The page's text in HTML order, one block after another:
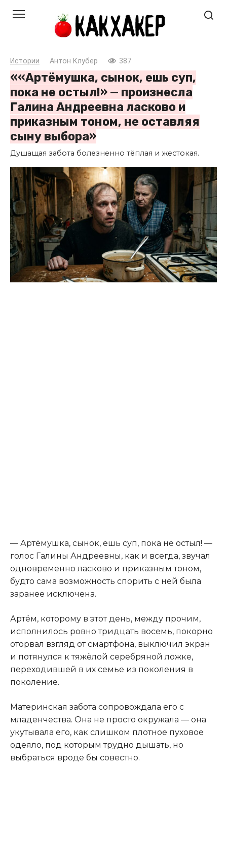
Истории Антон Клубер 387
««Артёмушка, сынок, ешь суп,
пока не остыл!» — произнесла
Галина Андреевна ласково и
приказным тоном, не оставляя
сыну выбора»
Душащая забота болезненно тёплая и жестокая.
— Артёмушка, сынок, ешь суп, пока не остыл! —
голос Галины Андреевны, как и всегда, звучал
одновременно ласково и приказным тоном,
будто сама возможность спорить с ней была
заранее исключена.
Артём, которому в этот день, между прочим,
исполнилось ровно тридцать восемь, покорно
оторвал взгляд от смартфона, выключил экран
и потянулся к тяжёлой серебряной ложке,
переходившей в их семье из поколения в
поколение.
Материнская забота сопровождала его с
младенчества. Она не просто окружала — она
укутывала его, как слишком плотное пуховое
одеяло, под которым трудно дышать, но
выбраться вроде бы совестно.